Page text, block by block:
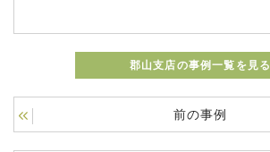
郡山支店の事例一覧を見る
前の事例